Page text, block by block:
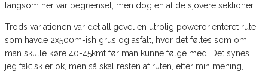
langsom her var begrænset, men dog en af de sjovere sektioner.
Trods variationen var det alligevel en utrolig powerorienteret rute
som havde 2x500m-ish grus og asfalt, hvor det føltes som om
man skulle køre 40-45kmt før man kunne følge med. Det synes
jeg faktisk er ok, men så skal resten af ruten, efter min mening,